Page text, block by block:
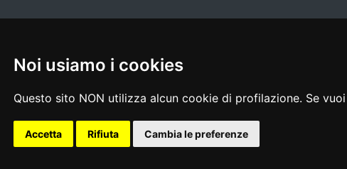
Noi usiamo i cookies
Questo sito NON utilizza alcun cookie di profilazione. Se
Accetta Rifiuta Cambia le preferenze
privacy |social media policy | dichiarazione di accessibilità | feedback